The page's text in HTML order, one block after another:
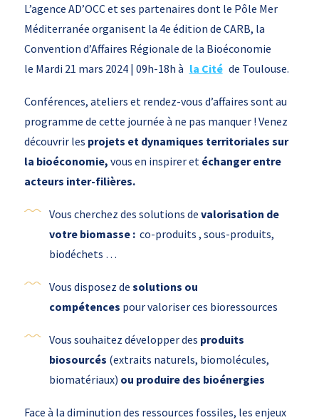
L’agence AD’OCC et ses partenaires dont le Pôle Mer
Méditerranée organisent la 4e édition de CARB, la
Convention d’Affaires Régionale de la Bioéconomie
le Mardi 21 mars 2024 | 09h-18h à la Cité de Toulouse.
Conférences, ateliers et rendez-vous d’affaires sont au
programme de cette journée à ne pas manquer ! Venez
découvrir les projets et dynamiques territoriales sur
la bioéconomie, vous en inspirer etéchanger entre
acteurs inter-filières.
Vous cherchez des solutions de valorisation de
votre biomasse :co-produits , sous-produits,
biodéchets …
Vous disposez de solutions ou
compétences pour valoriser ces bioressources
Vous souhaitez développer des produits
biosourcés (extraits naturels, biomolécules,
biomatériaux) ou produire des bioénergies
Face à la diminution des ressources fossiles, les enjeux